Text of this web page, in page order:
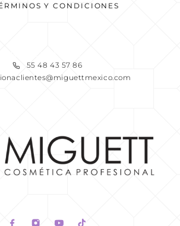
Y CONDICIONES
55 48 43 57 86